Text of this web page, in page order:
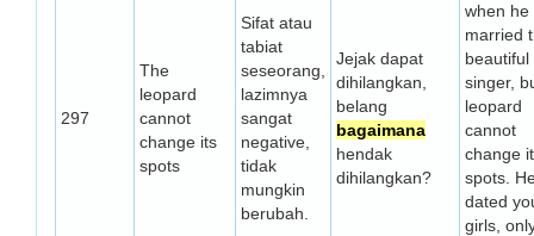
297
The
leopard
cannot
change its
spots
Sifat atau
tabiat
seseorang,
lazimnya
sangat
negative,
tidak
mungkin
berubah.
Jejak dapat
dihilangkan,
belang
bagaimana
hendak
dihilangkan?
when he
married
beautiful
singer,
leopard
cannot
change
spots.
dated
girls,